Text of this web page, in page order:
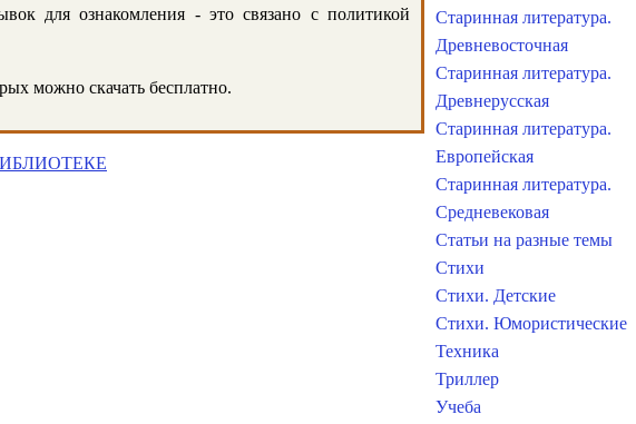
для ознакомления - это связано с политикой
можно скачать бесплатно.
Старинная литература.
Древневосточная
Старинная литература.
Древнерусская
Старинная литература.
Европейская
Старинная литература.
Средневековая
Статьи на разные темы
Стихи
Стихи. Детские
Стихи. Юмористические
Техника
Триллер
Учеба